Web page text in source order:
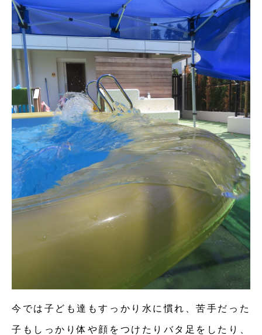
今では子ども達もすっかり水に慣れ、苦手だった
子もしっかり体や顔をつけたりバタ足をしたり、